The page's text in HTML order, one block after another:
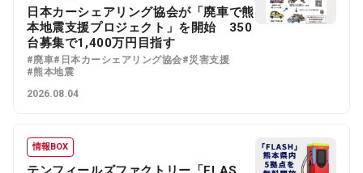
日本カーシェアリング協会が「廃車で熊
本地震支援プロジェクト」を開始 350
台募集で1,400万円目指す
#廃車#日本カーシェアリング協会#災害支援
#熊本地震
2026.08.04
情報BOX